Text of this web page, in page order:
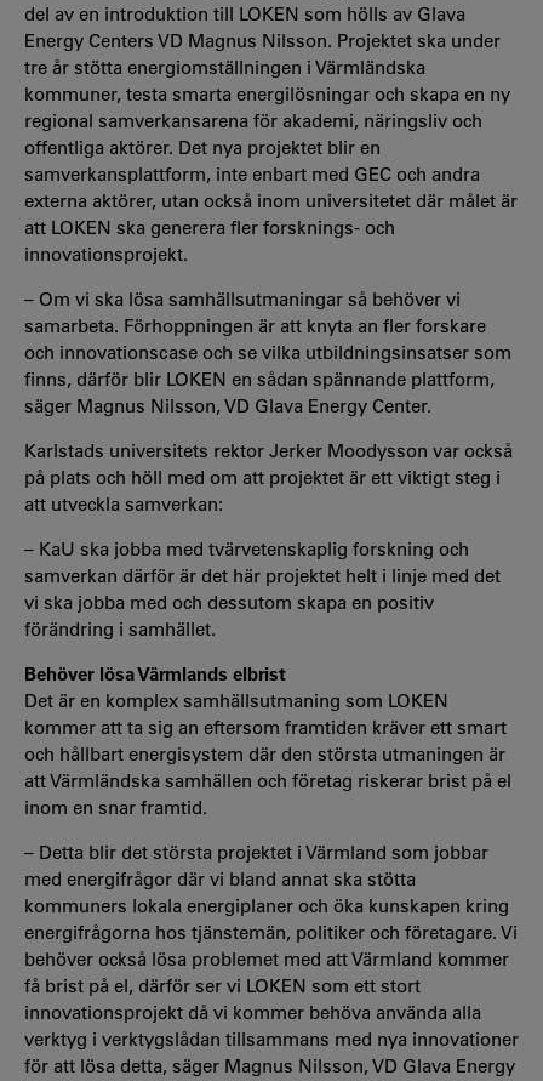
del av en introduktion till LOKEN som hölls av Glava
Energy Centers VD Magnus Nilsson. Projektet ska under
tre år stötta energiomställningen i Värmländska
kommuner, testa smarta energilösningar och skapa en ny
regional samverkansarena för akademi, näringsliv och
offentliga aktörer. Det nya projektet blir en
samverkansplattform, inte enbart med GEC och andra
externa aktörer, utan också inom universitetet där målet är
att LOKEN ska generera fler forsknings- och
innovationsprojekt.
– Om vi ska lösa samhällsutmaningar så behöver vi
samarbeta. Förhoppningen är att knyta an fler forskare
och innovationscase och se vilka utbildningsinsatser som
finns, därför blir LOKEN en sådan spännande plattform,
säger Magnus Nilsson, VD Glava Energy Center.
Karlstads universitets rektor Jerker Moodysson var också
på plats och höll med om att projektet är ett viktigt steg i
att utveckla samverkan:
– KaU ska jobba med tvärvetenskaplig forskning och
samverkan därför är det här projektet helt i linje med det
vi ska jobba med och dessutom skapa en positiv
förändring i samhället.
Behöver lösa Värmlands elbrist
Det är en komplex samhällsutmaning som LOKEN
kommer att ta sig an eftersom framtiden kräver ett smart
och hållbart energisystem där den största utmaningen är
att Värmländska samhällen och företag riskerar brist på el
inom en snar framtid.
– Detta blir det största projektet i Värmland som jobbar
med energifrågor där vi bland annat ska stötta
kommuners lokala energiplaner och öka kunskapen kring
energifrågorna hos tjänstemän, politiker och företagare. Vi
behöver också lösa problemet med att Värmland kommer
få brist på el, därför ser vi LOKEN som ett stort
innovationsprojekt då vi kommer behöva använda alla
verktyg i verktygslådan tillsammans med nya innovationer
för att lösa detta, säger Magnus Nilsson, VD Glava Energy